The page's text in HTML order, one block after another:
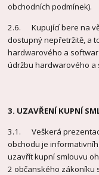
obchodních podmínek).
2.6. Kupující bere na
dostupný nepřetržitě, a
hardwarového a
údržbu hardwarového
3. UZAVŘENÍ KUPNÍ
3.1. Veškerá
obchodu je
uzavřít kupní smlouvu
2 občanského zákoníku